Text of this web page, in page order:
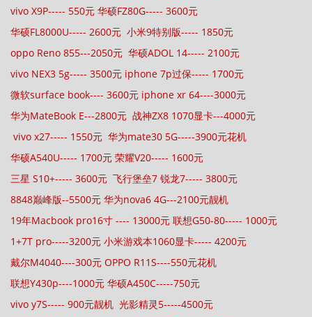
vivo X9P----- 550元 华硕FZ80G----- 3600元
华硕FL8000U----- 2600元 小米9特别版----- 1850元
oppo Reno 855---2050元 华硕ADOL 14----- 2100元
vivo NEX3 5g----- 3500元 iphone 7p过保----- 1700元
微软surface book---- 3600元 iphone xr 64----3000元
华为MateBook E---2800元 战神ZX8 1070显卡---4000元
vivo x27----- 1550元 华为mate30 5G-----3900元花机
华硕A540U----- 1700元 荣耀V20----- 1600元
三星 S10+----- 3600元 飞行堡垒7 锐龙7----- 3800元
8848巅峰版--5500元 华为nova6 4G---2100元靓机
19年Macbook pro16寸 ---- 13000元 联想G50-80----- 1000元
1+7T pro-----3200元 小米游戏本1060显卡----- 4200元
戴尔M4040----300元 OPPO R11S----550元花机
联想Y430p----1000元 华硕A450C-----750元
vivo y7S----- 900元靓机 光影精灵5-----4500元